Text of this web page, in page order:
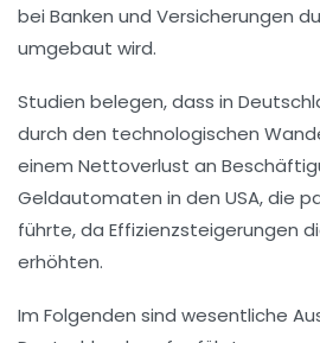
bei Banken und Versicherungen
umgebaut wird.
Studien belegen, dass in
durch den technologischen
einem Nettoverlust an
Geldautomaten in den USA, die
führte, da Effizienzsteigerungen
erhöhten.
Im Folgenden sind wesentliche